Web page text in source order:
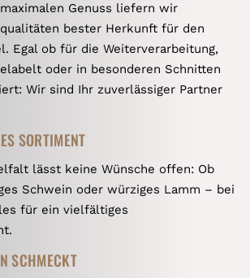
Genuss liefern wir
bester Herkunft für den
Egal ob für die Weiterverarbeitung,
oder in besonderen Schnitten
Wir sind Ihr zuverlässiger Partner
SORTIMENT
lässt keine Wünsche offen: Ob
Schwein oder würziges Lamm – bei
für ein vielfältiges
SCHMECKT